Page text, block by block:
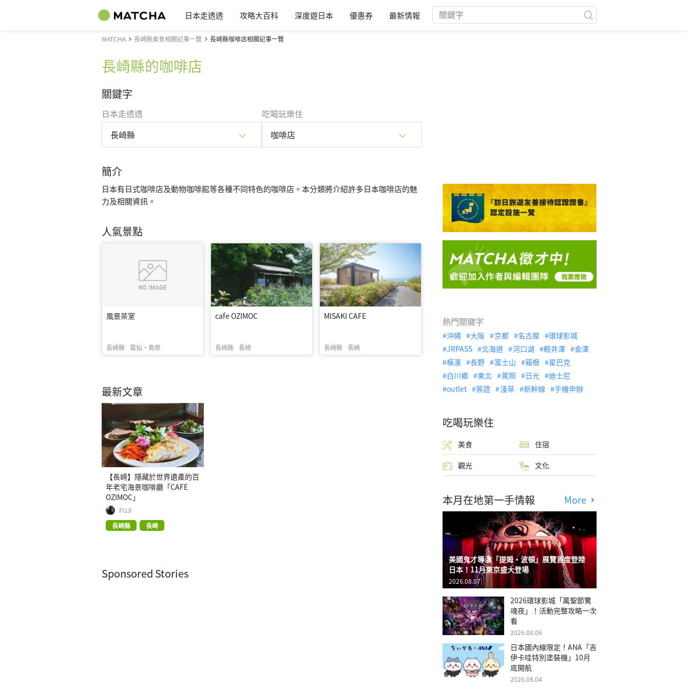
日本走透透 攻略大百科 深度遊日本 優惠券 最新情報
MATCHA 長崎縣美食相關記事一覽 長崎縣咖啡店相關記事一覽
長崎縣的咖啡店
關鍵字
日本走透透
長崎縣
吃喝玩樂住
咖啡店
簡介
日本有日式咖啡店及動物咖啡館等各種不同特色的咖啡店。本分類將介紹許多日本咖啡店的魅
力及相關資訊。
人氣景點
風景茶室
長崎縣 雲仙・島原
cafe OZIMOC
長崎縣 長崎
MISAKI CAFE
長崎縣 長崎
最新文章
【長崎】隱藏於世界遺產的百
年老宅海景咖啡廳「CAFE
OZIMOC」
FUJI
長崎縣
長崎
Sponsored Stories
熱門關鍵字
沖繩 大阪 京都 名古屋
環球影城
JRPASS
北海道 河口湖 輕井澤
金澤
橫濱
長野 富士山 箱根
星巴克
白川鄉
東北 駕照 日光
迪士尼
outlet
簽證 淺草 新幹線 手機申辦
吃喝玩樂住
美食 住宿
觀光 文化
本月在地第一手情報 More
美國鬼才導演「提姆・波頓」展覽首度登陸
日本！11月東京盛大登場
2026.08.07
2026環球影城「萬聖節驚
魂夜」！活動完整攻略一次
看
2026.08.06
日本國內線限定！ANA「吉
伊卡哇特別塗裝機」10月
底開航
2026.08.04